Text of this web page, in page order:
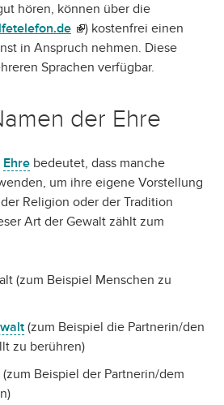
hören, können über die
(link is external)
) kostenfrei einen
in Anspruch nehmen. Diese
Sprachen verfügbar.
der Ehre
Ehre bedeutet, dass manche
um ihre eigene Vorstellung
Religion oder der Tradition
Art der Gewalt zählt zum
(zum Beispiel Menschen zu
(zum Beispiel die Partnerin/den
zu berühren)
Beispiel der Partnerin/dem